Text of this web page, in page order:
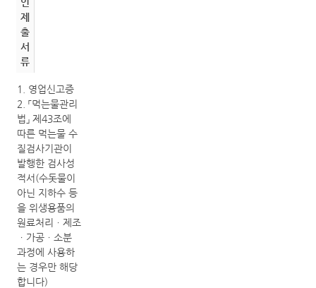
제
출
서
류
1. 영업신고증
2. 「먹는물관리
법」 제43조에
따른 먹는물 수
질검사기관이
발행한 검사성
적서(수돗물이
아닌 지하수 등
을 위생용품의
원료처리ㆍ제조
ㆍ가공ㆍ소분
과정에 사용하
는 경우만 해당
합니다)